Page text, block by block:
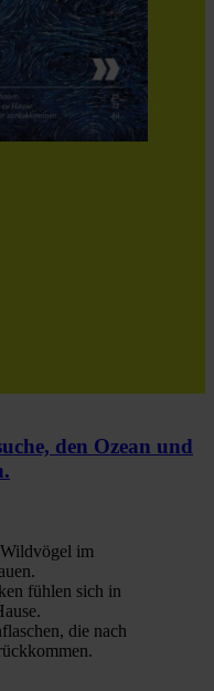
den Ozean und
im
fühlen sich in
die nach